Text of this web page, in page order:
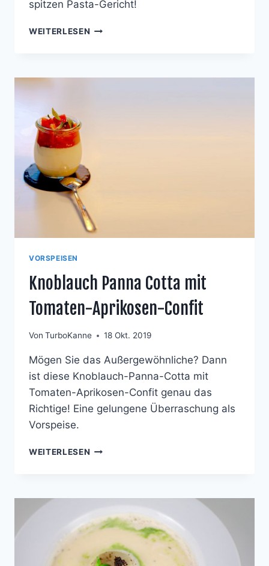
spitzen Pasta-Gericht!
WEITERLESEN LINGUINI
BURRATA
VORSPEISEN
Knoblauch Panna Cotta mit
Tomaten-Aprikosen-Confit
Von TurboKanne 18 Okt. 2019
Mögen Sie das Außergewöhnliche? Dann
ist diese Knoblauch-Panna-Cotta mit
Tomaten-Aprikosen-Confit genau das
Richtige! Eine gelungene Überraschung als
Vorspeise.
WEITERLESEN KNOBLAUCH
TOMATEN-
CONFIT